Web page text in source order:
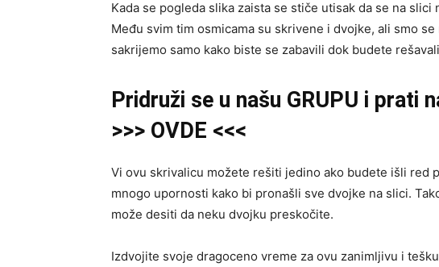
Kada se pogleda slika zaista se stiče utisak da se na
Među svim tim osmicama su skrivene i dvojke, ali smo
sakrijemo samo kako biste se zabavili dok budete
Pridruži se u našu GRUPU i prati
>>> OVDE <<<
Vi ovu skrivalicu možete rešiti jedino ako budete išli red
mnogo upornosti kako bi pronašli sve dvojke na slici.
može desiti da neku dvojku preskočite.
Izdvojite svoje dragoceno vreme za ovu zanimljivu i